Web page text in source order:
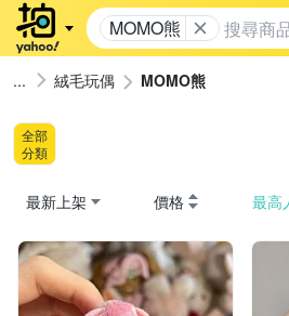
MOMO熊
絨毛玩偶 MOMO熊
全部
分類
最新上架 價格 最高